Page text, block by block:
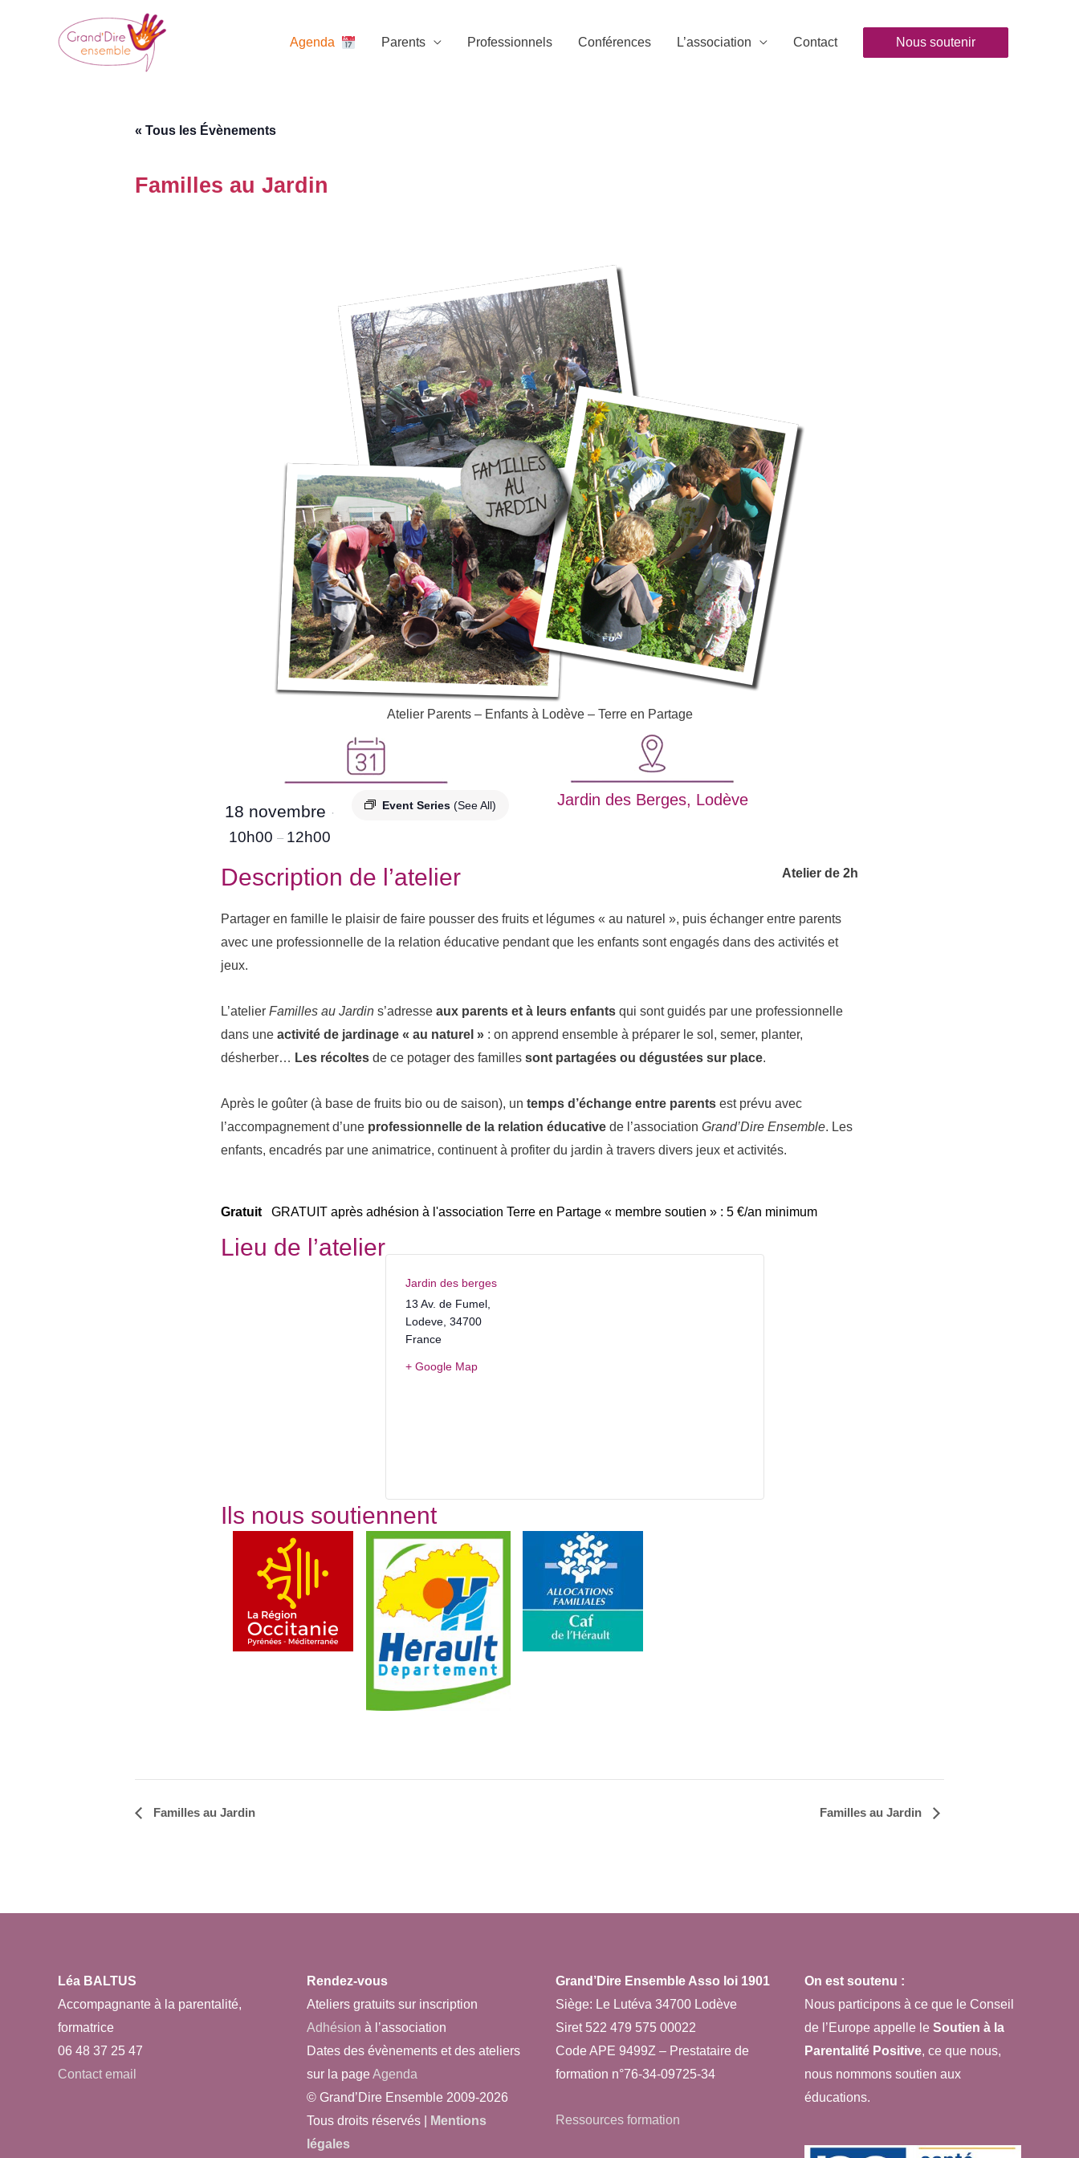
Agenda Parents Professionnels Conférences L’association Contact Nous soutenir
« Tous les Évènements
Familles au Jardin
Atelier Parents – Enfants à Lodève – Terre en Partage
Event Series (See All)
18 novembre ·
10h00 – 12h00
Jardin des Berges, Lodève
Description de l’atelier Atelier de 2h
Partager en famille le plaisir de faire pousser des fruits et légumes « au naturel », puis échanger entre parents
avec une professionnelle de la relation éducative pendant que les enfants sont engagés dans des activités et
jeux.
L’atelier Familles au Jardins’adresse aux parents et à leurs enfants qui sont guidés par une professionnelle
dans une activité de jardinage « au naturel » : on apprend ensemble à préparer le sol, semer, planter,
désherber… Les récoltes de ce potager des familles sontpartagées ou dégustées sur place.
Après le goûter (à base de fruits bio ou de saison), un temps d’échange entre parentsest prévu avec
l’accompagnement d’une professionnelle de la relation éducativede l’association Grand’Dire Ensemble. Les
enfants, encadrés par une animatrice, continuent à profiter du jardin à travers divers jeux et activités.
Gratuit GRATUIT après adhésion à l'association Terre en Partage « membre soutien » : 5 €/an minimum
Lieu de l’atelier
Jardin des berges
13 Av. de Fumel,
Lodeve, 34700
France
+ Google Map
Ils nous soutiennent
Navigation
Familles au Jardin Familles au Jardin
Léa BALTUS
Accompagnante à la parentalité,
formatrice
06 48 37 25 47
Contact email
Rendez-vous
Ateliers gratuits sur inscription
Adhésion à l’association
Dates des évènements et des ateliers
sur la pageAgenda
© Grand’Dire Ensemble 2009-2026
Tous droits réservés |
Mentions
légales
Grand’Dire Ensemble Asso loi 1901
Siège: Le Lutéva 34700 Lodève
Siret 522 479 575 00022
Code APE 9499Z – Prestataire de
formation n°76-34-09725-34
Ressources formation
On est soutenu :
Nous participons à ce que le Conseil
de l’Europe appelle le Soutien à la
Parentalité Positive, ce que nous,
nous nommons soutien aux
éducations.